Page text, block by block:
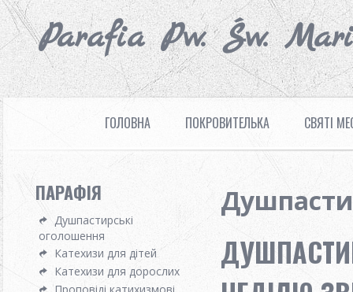
Parafia Pw. Św.
ГОЛОВНА ПОКРОВИТЕЛЬКА СВЯТІ
ПАРАФІЯ
Душпастирські
оголошення
Катехизи для дітей
Катехизи для дорослих